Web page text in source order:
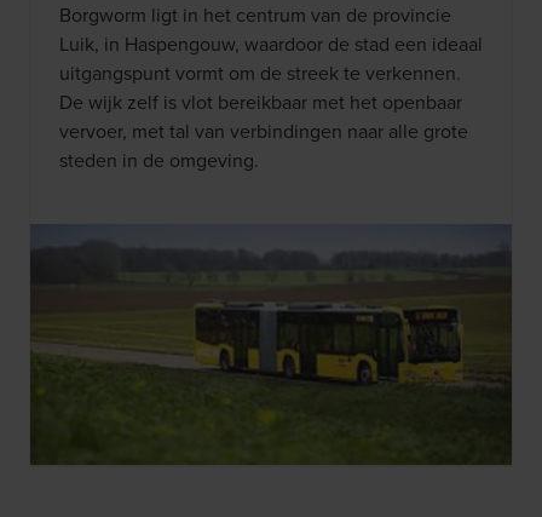
Borgworm ligt in het centrum van de provincie
Luik, in Haspengouw, waardoor de stad een ideaal
uitgangspunt vormt om de streek te verkennen.
De wijk zelf is vlot bereikbaar met het openbaar
vervoer, met tal van verbindingen naar alle grote
steden in de omgeving.